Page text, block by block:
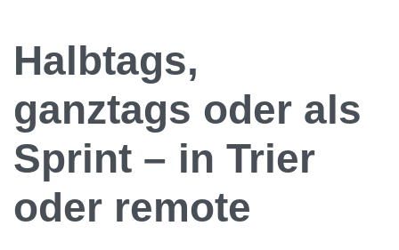
Halbtags,
ganztags oder als
Sprint – in Trier
oder remote